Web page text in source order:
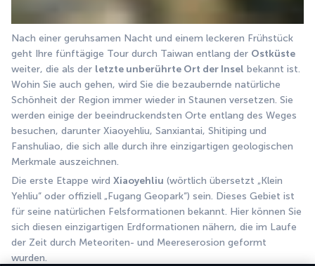
Nach einer geruhsamen Nacht und einem leckeren Frühstück
geht Ihre fünftägige Tour durch Taiwan entlang der Ostküste
weiter, die als der letzte unberührte Ort der Insel bekannt ist.
Wohin Sie auch gehen, wird Sie die bezaubernde natürliche
Schönheit der Region immer wieder in Staunen versetzen. Sie
werden einige der beeindruckendsten Orte entlang des Weges
besuchen, darunter Xiaoyehliu, Sanxiantai, Shitiping und
Fanshuliao, die sich alle durch ihre einzigartigen geologischen
Merkmale auszeichnen.
Die erste Etappe wird Xiaoyehliu (wörtlich übersetzt „Klein
Yehliu“ oder offiziell „Fugang Geopark“) sein. Dieses Gebiet ist
für seine natürlichen Felsformationen bekannt. Hier können Sie
sich diesen einzigartigen Erdformationen nähern, die im Laufe
der Zeit durch Meteoriten- und Meereserosion geformt
wurden.